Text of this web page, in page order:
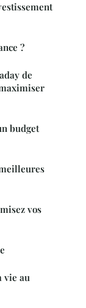
?
de
budget
vos
vie au